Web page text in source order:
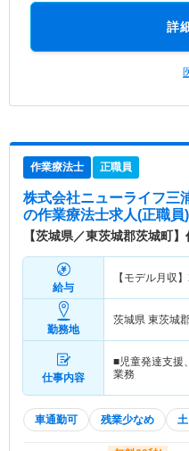
詳
作業療法士 正職員
株式会社ニューライフ三
の作業療法士求人(正職員)
【茨城県／東茨城郡茨城町
給与
【モデル月収】
勤務地
茨城県 東茨城
仕事内容
■児童発達支援
業務
車通勤可 残業少なめ